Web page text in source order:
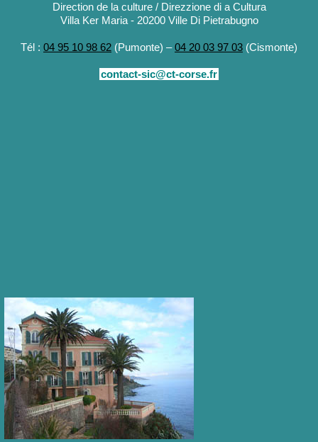
Direction de la culture / Direzzione di a Cultura
Villa Ker Maria - 20200 Ville Di Pietrabugno
Tél : 04 95 10 98 62 (Pumonte) –04 20 03 97 03 (Cismonte)
contact-sic@ct-corse.fr